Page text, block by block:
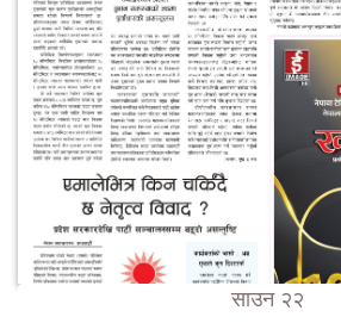
साउन २२